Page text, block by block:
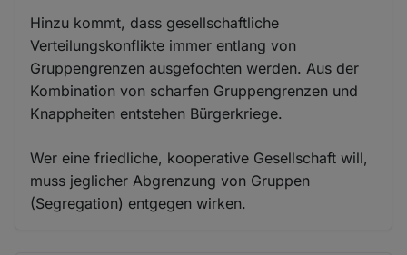
Hinzu kommt, dass gesellschaftliche
Verteilungskonflikte immer entlang von
Gruppengrenzen ausgefochten werden. Aus der
Kombination von scharfen Gruppengrenzen und
Knappheiten entstehen Bürgerkriege.
Wer eine friedliche, kooperative Gesellschaft will,
muss jeglicher Abgrenzung von Gruppen
(Segregation) entgegen wirken.